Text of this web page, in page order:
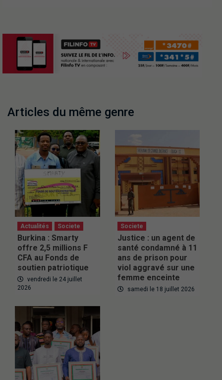
Articles du même genre
Actualités Societe
Burkina : Smarty
offre 2,5 millions F
CFA au Fonds de
soutien patriotique
vendredi le 24 juillet
2026
Societe
Justice : un agent de
santé condamné à 11
ans de prison pour
viol aggravé sur une
femme enceinte
samedi le 18 juillet 2026